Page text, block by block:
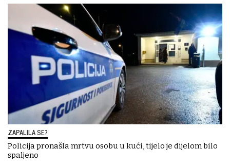
ZAPALILA SE?
Policija pronašla mrtvu osobu u kući, tijelo je dijelom bilo
spaljeno